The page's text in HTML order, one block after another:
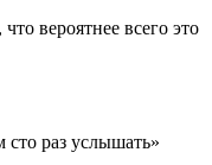
вероятнее всего это
раз услышать»